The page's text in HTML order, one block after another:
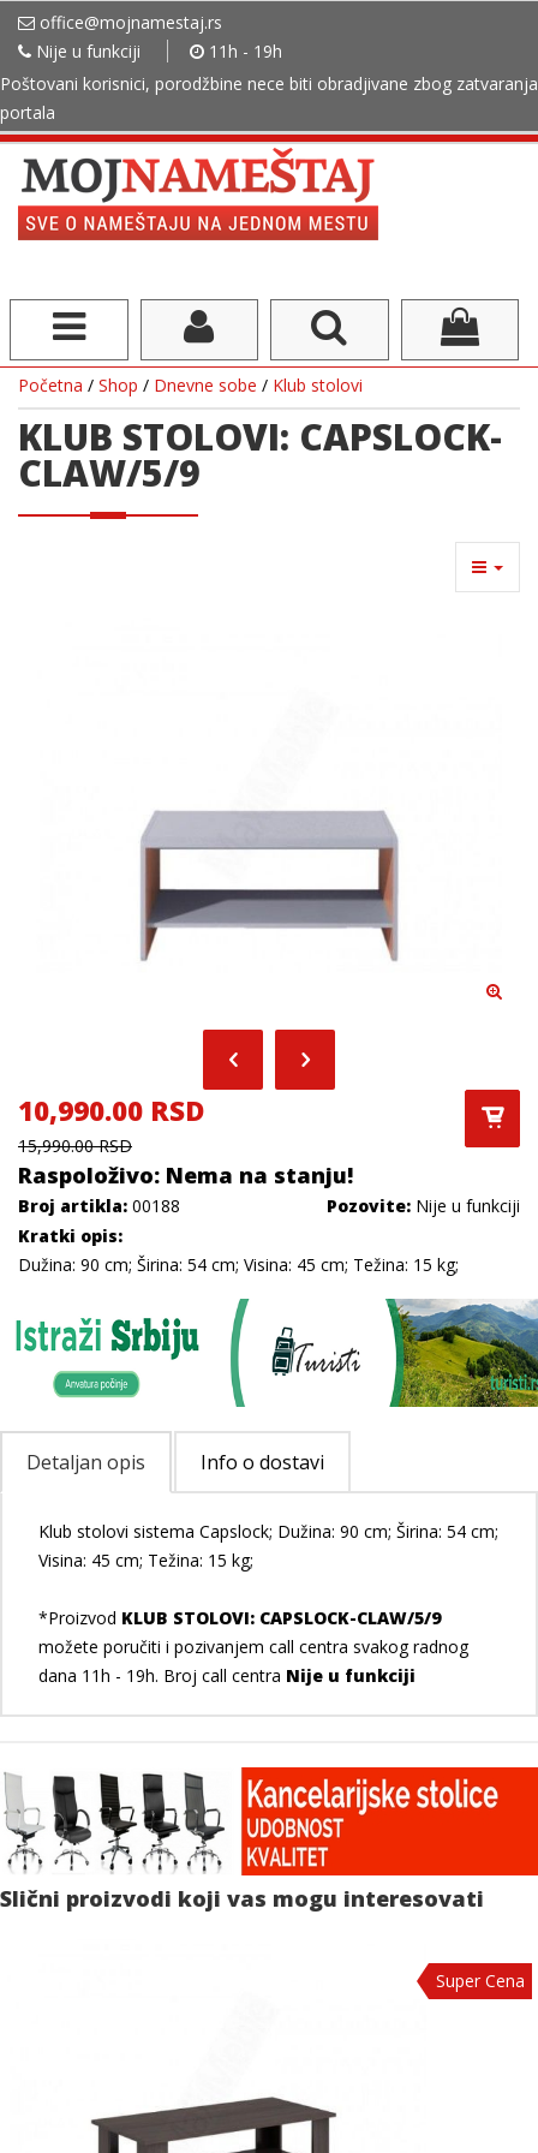
office@mojnamestaj.rs
Nije u funkciji
11h - 19h
Poštovani korisnici, porodžbine nece biti obradjivane zbog zatvaranja
portala
Početna / Shop / Dnevne sobe / Klub stolovi
KLUB STOLOVI: CAPSLOCK-
CLAW/5/9
10,990.00 RSD
15,990.00 RSD
Raspoloživo: Nema na stanju!
Broj artikla: 00188 Pozovite: Nije u funkciji
Kratki opis:
Dužina: 90 cm; Širina: 54 cm; Visina: 45 cm; Težina: 15 kg;
Detaljan opis Info o dostavi
Klub stolovi sistema Capslock; Dužina: 90 cm; Širina: 54 cm;
Visina: 45 cm; Težina: 15 kg;
*Proizvod KLUB STOLOVI: CAPSLOCK-CLAW/5/9
možete poručiti i pozivanjem call centra svakog radnog
dana 11h - 19h. Broj call centra Nije u funkciji
Slični proizvodi koji vas mogu interesovati
Super Cena